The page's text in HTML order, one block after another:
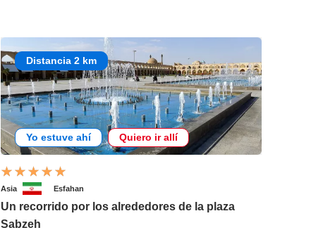
Distancia 2 km
Yo estuve ahí Quiero ir allí
Asia Esfahan
Un recorrido por los alrededores de la plaza
Sabzeh